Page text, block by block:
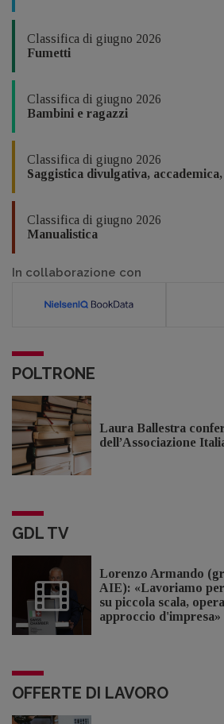
Classifica di giugno 2026
Fumetti
Classifica di giugno 2026
Bambini e ragazzi
Classifica di giugno 2026
Saggistica divulgativa,
Classifica di giugno 2026
Manualistica
In collaborazione con
POLTRONE
Laura Ballestra
dell’Associazione
GDL TV
Lorenzo Armando
AIE): «Lavoriamo
su piccola scala,
approccio d'impresa»
OFFERTE DI LAVORO